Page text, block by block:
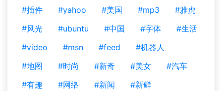
#插件
#yahoo #美国 #mp3
#雅虎
#风光
#ubuntu #中国 #字体
#生活
#video
#msn #feed
#机器人
#地图
#时尚 #新奇 #美女
#汽车
#有趣
#网络 #新闻 #新鲜